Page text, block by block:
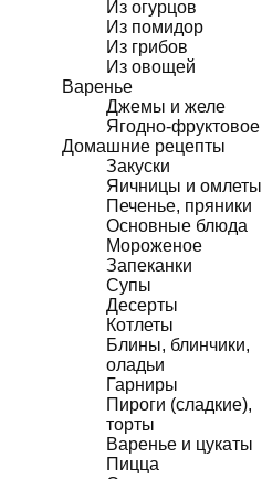
Из огурцов
Из помидор
Из грибов
Из овощей
Варенье
Джемы и желе
Ягодно-фруктовое
Домашние рецепты
Закуски
Яичницы и омлеты
Печенье, пряники
Основные блюда
Мороженое
Запеканки
Супы
Десерты
Котлеты
Блины, блинчики,
оладьи
Гарниры
Пироги (сладкие),
торты
Варенье и цукаты
Пицца